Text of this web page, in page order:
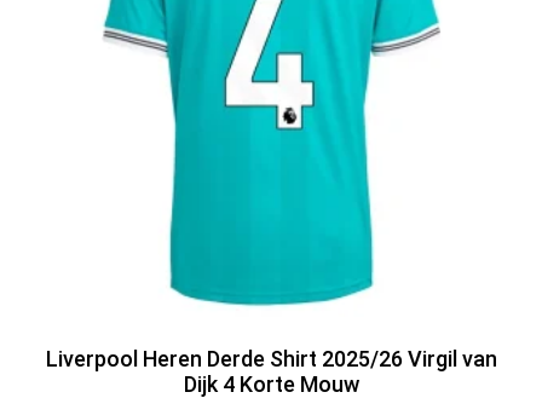
Liverpool Heren Derde Shirt 2025/26 Virgil van
Dijk 4 Korte Mouw